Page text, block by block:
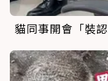
貓同事開會「裝